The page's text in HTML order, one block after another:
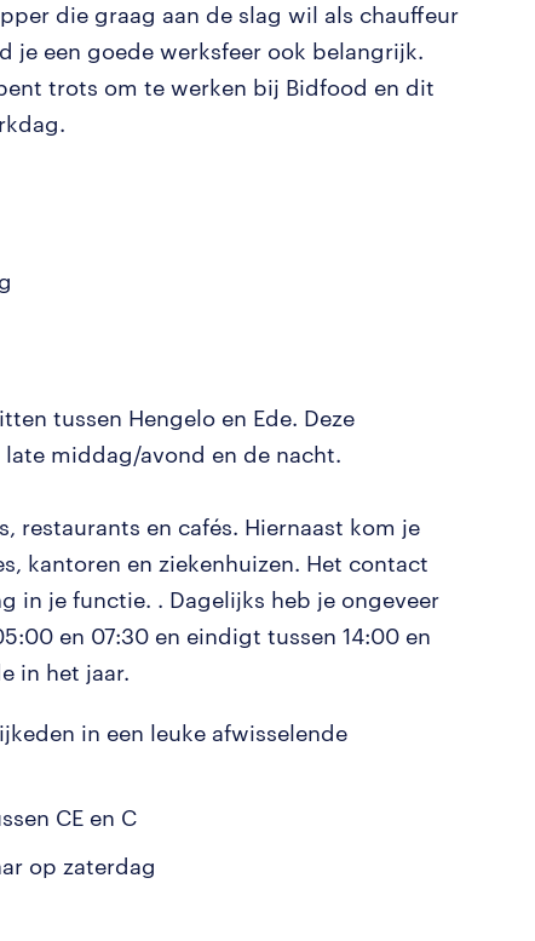
die graag aan de slag wil als chauffeur
je een goede werksfeer ook belangrijk.
trots om te werken bij Bidfood en dit
tussen Hengelo en Ede. Deze
middag/avond en de nacht.
restaurants en cafés. Hiernaast kom je
kantoren en ziekenhuizen. Het contact
in je functie. . Dagelijks heb je ongeveer
en 07:30 en eindigt tussen 14:00 en
in het jaar.
in een leuke afwisselende
CE en C
op zaterdag